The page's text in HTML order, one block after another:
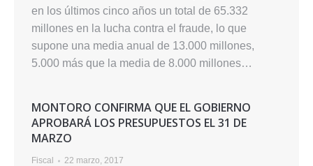
en los últimos cinco años un total de 65.332
millones en la lucha contra el fraude, lo que
supone una media anual de 13.000 millones,
5.000 más que la media de 8.000 millones…
MONTORO CONFIRMA QUE EL GOBIERNO
APROBARÁ LOS PRESUPUESTOS EL 31 DE
MARZO
Fiscal 22 marzo, 2017